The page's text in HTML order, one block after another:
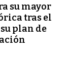
su mayor
tras el
plan de